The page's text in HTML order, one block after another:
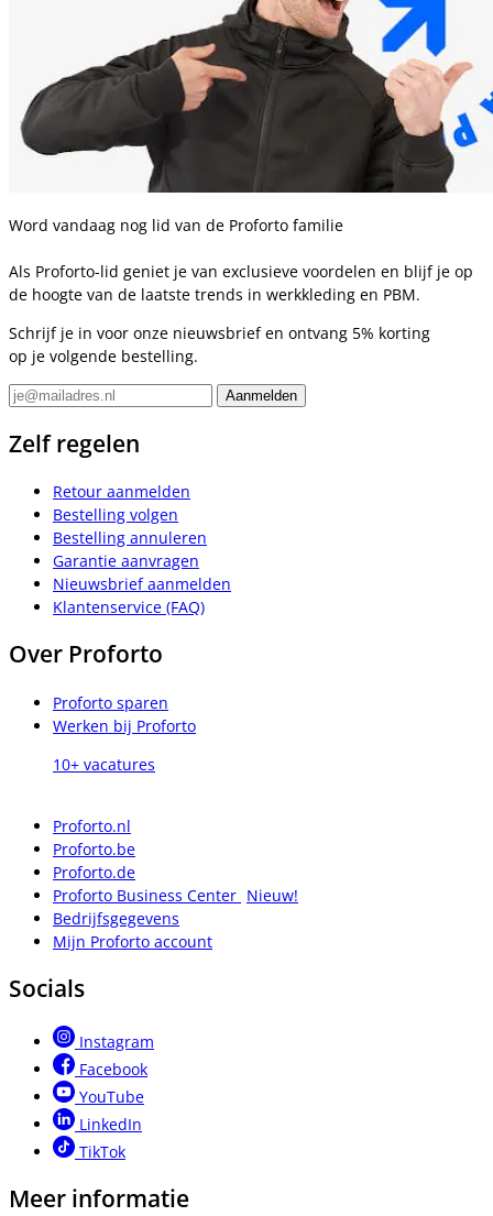
Word vandaag nog lid van de Proforto familie
Als Proforto-lid geniet je van exclusieve voordelen en blijf je op
de hoogte van de laatste trends in werkkleding en PBM.
Schrijf je in voor onze nieuwsbrief en ontvang 5% korting
op je volgende bestelling.
Zelf regelen
Retour aanmelden
Bestelling volgen
Bestelling annuleren
Garantie aanvragen
Nieuwsbrief aanmelden
Klantenservice (FAQ)
Over Proforto
Proforto sparen
Werken bij Proforto
10+ vacatures
Proforto.nl
Proforto.be
Proforto.de
Proforto Business Center Nieuw!
Bedrijfsgegevens
Mijn Proforto account
Socials
Instagram
Facebook
YouTube
LinkedIn
TikTok
Meer informatie